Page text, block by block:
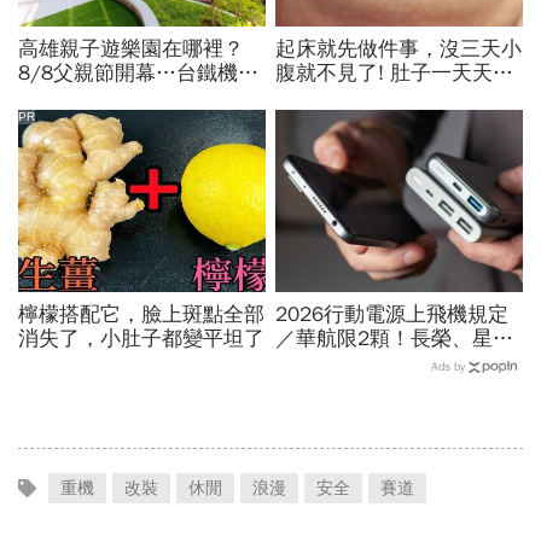
高雄親子遊樂園在哪裡？
8/8父親節開幕…台鐵機廠
門票嗎？營業時間、交通一
文看
起床就先做件事，沒三天小
腹就不見了! 肚子一天天變
檸檬搭配它，臉上斑點全部
消失了，小肚子都變平坦了
PR
2026行動電源上飛機規定
／華航限2顆！長榮、星
宇、虎航…行動電源飛機能
Ads by
重機 改裝 休閒 浪漫 安全 賽道